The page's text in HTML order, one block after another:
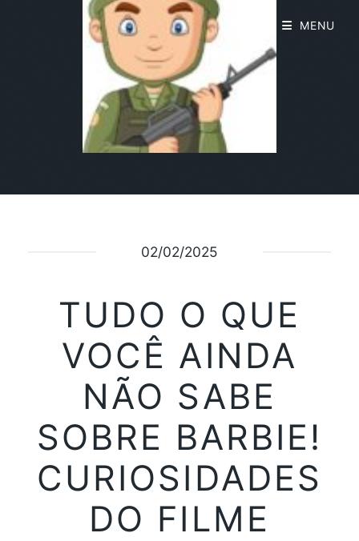
02/02/2025
TUDO O QUE
VOCÊ AINDA
NÃO SABE
SOBRE BARBIE!
CURIOSIDADES
DO FILME
MENU